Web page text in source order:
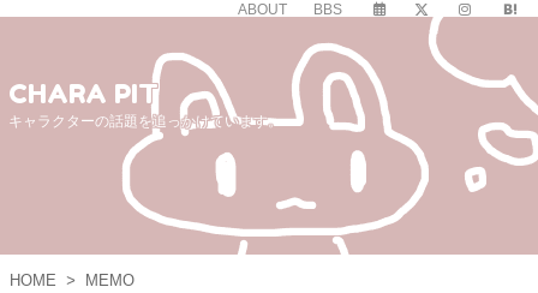
ABOUT BBS
CHARA PIT
キャラクターの話題を追っかけています。
HOME > MEMO